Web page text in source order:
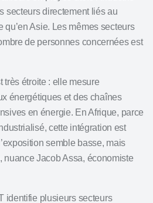
secteurs directement liés au
qu’en Asie. Les mêmes secteurs
de personnes concernées est
très étroite : elle mesure
énergétiques et des chaînes
en énergie. En Afrique, parce
cette intégration est
semble basse, mais
nuance Jacob Assa, économiste
identifie plusieurs secteurs